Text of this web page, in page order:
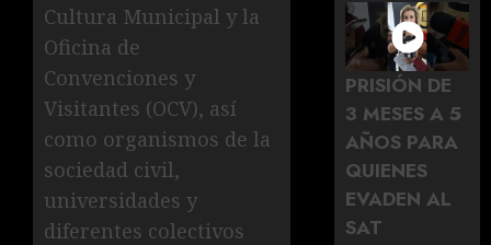
Cultura Municipal y la
Oficina de
Convenciones y
Visitantes (OCV), así
como organismos de la
sociedad civil,
universidades y
diferentes colectivos
PRISIÓN DE
3 MESES A 5
AÑOS PARA
QUIENES
EVADEN AL
SAT